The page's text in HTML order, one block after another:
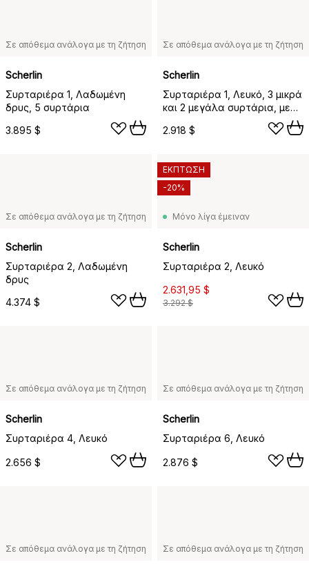
Σε απόθεμα ανάλογα με τη ζήτηση
Scherlin
Συρταριέρα 1, Λαδωμένη
δρυς, 5 συρτάρια
3.895 $
Σε απόθεμα ανάλογα με τη ζήτηση
Scherlin
Συρταριέρα 1, Λευκό, 3 μικρά
και 2 μεγάλα συρτάρια, με
2.918 $
Σε απόθεμα ανάλογα με τη ζήτηση
Scherlin
Συρταριέρα 2, Λαδωμένη
δρυς
4.374 $
Μόνο λίγα έμειναν
Scherlin
Συρταριέρα 2, Λευκό
2.631,95 $
3.292 $
ΕΚΠΤΩΣΗ
-20%
Σε απόθεμα ανάλογα με τη ζήτηση
Scherlin
Συρταριέρα 4, Λευκό
2.656 $
Σε απόθεμα ανάλογα με τη ζήτηση
Scherlin
Συρταριέρα 6, Λευκό
2.876 $
Σε απόθεμα ανάλογα με τη ζήτηση Σε απόθεμα ανάλογα με τη ζήτηση